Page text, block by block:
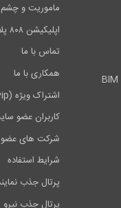
ماموریت و چشم
اپلیکیشن ۸۰۸ پلاس
تماس با ما
همکاری با ما
اشتراک ویژه (vip)
کاربران عضو
شرکت های
شرایط استفاده
پرتال جذب
پرتال جذب نیرو